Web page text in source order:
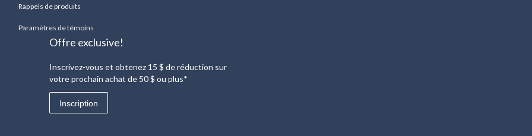
Rappels de produits
Paramètres de témoins
Offre exclusive!
Inscrivez-vous et obtenez 15 $ de réduction sur
votre prochain achat de 50 $ ou plus*
Inscription